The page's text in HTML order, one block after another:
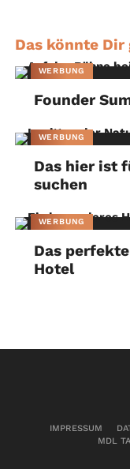
Das könnte Dir
WERBUNG
Founder
WERBUNG
Das hier ist
suchen
WERBUNG
Das
Hotel
IMPRESSUM
MDL